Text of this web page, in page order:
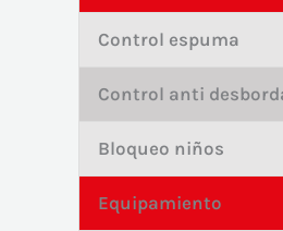
Control espuma
Control anti
Bloqueo niños
Equipamiento